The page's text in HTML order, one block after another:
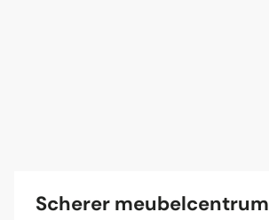
Scherer meubelcentrum